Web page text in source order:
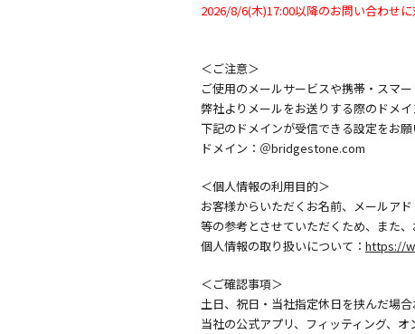
2026/8/6(木)17:00以降のお問い合わせ
＜ご注意＞
ご使用のメールサービスや携帯・スマ
弊社よりメールをお送りする際のドメ
下記のドメインが受信できる設定をお願
ドメイン：＠bridgestone.com
＜個人情報の利用目的＞
お客様からいただくお名前、メールア
等の参考とさせていただくため、また
個人情報の取り扱いについて： https://
＜ご確認事項＞
土日、祝日・当社指定休日を挟んだ場
当社の公式アプリ、フィッティング、